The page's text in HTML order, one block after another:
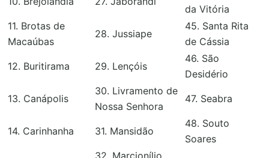
da Vitória
11. Brotas de
Macaúbas
28. Jussiape
45. Santa Rita
de Cássia
12. Buritirama 29. Lençóis
46. São
Desidério
13. Canápolis
30. Livramento de
Nossa Senhora
47. Seabra
14. Carinhanha 31. Mansidão
48. Souto
Soares
32. Marcionílio